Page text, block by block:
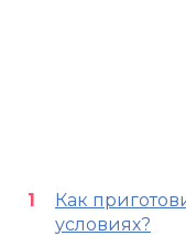
Как
условиях?